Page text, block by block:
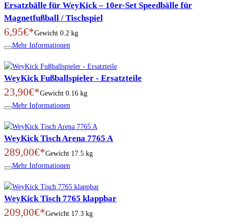
Ersatzbälle für WeyKick – 10er-Set Speedbälle für
Magnetfußball / Tischspiel
6,95€*Gewicht 0.2 kg
Mehr Informationen
WeyKick Fußballspieler - Ersatzteile
23,90€*Gewicht 0.16 kg
Mehr Informationen
WeyKick Tisch Arena 7765 A
289,00€*Gewicht 17.5 kg
Mehr Informationen
WeyKick Tisch 7765 klappbar
209,00€*Gewicht 17.3 kg